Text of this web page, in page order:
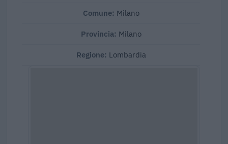
Comune: Milano
Provincia: Milano
Regione: Lombardia